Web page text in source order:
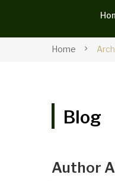
Home
Blog
Author